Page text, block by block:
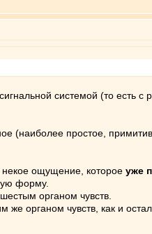
системой (то есть
(наиболее простое,
ощущение, которое уже
форму.
органом чувств.
органом чувств, как и